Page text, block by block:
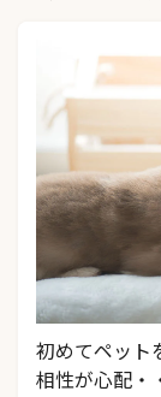
初めてペット
相性が心配・